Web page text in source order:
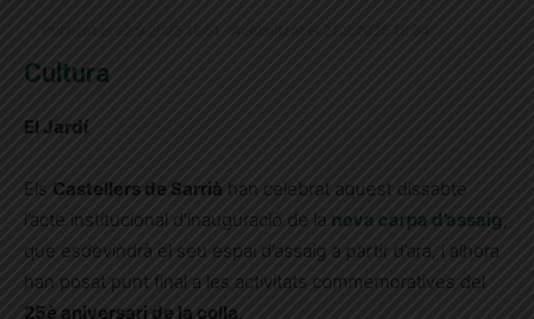
Cultura
El Jardí
Els Castellers de Sarrià han celebrat aquest dissabte
l’acte institucional d’inauguració de la nova carpa d’assaig,
que esdevindrà el seu espai d’assaig a partir d’ara, i alhora
han posat punt final a les activitats commemoratives del
25è aniversari de la colla.